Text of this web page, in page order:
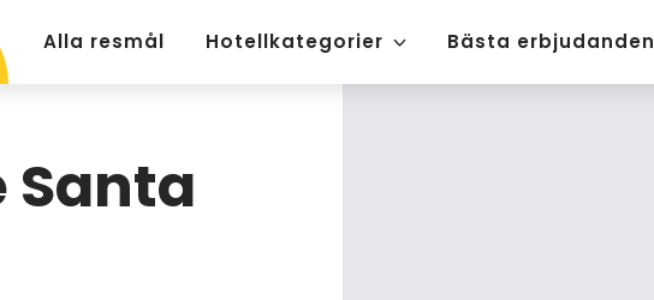
Alla resmål Hotellkategorier Bästa erbjudanden
Santa